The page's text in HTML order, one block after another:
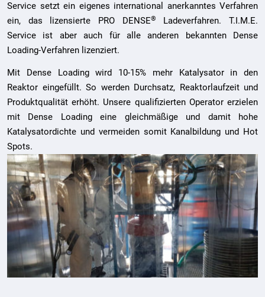
Service setzt ein eigenes international anerkanntes Verfahren
ein, das lizensierte PRO DENSE®
Ladeverfahren. T.I.M.E.
Service ist aber auch für alle anderen bekannten Dense
Loading-Verfahren lizenziert.
Mit Dense Loading wird 10-15% mehr Katalysator in den
Reaktor eingefüllt. So werden Durchsatz, Reaktorlaufzeit und
Produktqualität erhöht. Unsere qualifizierten Operator erzielen
mit Dense Loading eine gleichmäßige und damit hohe
Katalysatordichte und vermeiden somit Kanalbildung und Hot
Spots.